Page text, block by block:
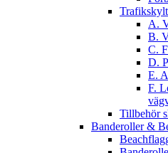
A.
B.
C.
D.
E.
F.
Tillbehör
Banderoller &